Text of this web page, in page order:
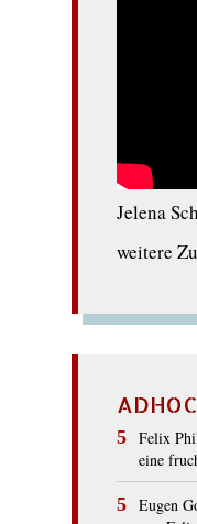
Jelena
weitere
ADHOC
Felix
eine
Eugen